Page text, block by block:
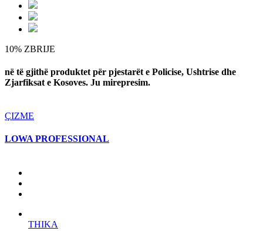
10% ZBRIJE
në të gjithë produktet për pjestarët e Policise, Ushtrise dhe
Zjarfiksat e Kosoves. Ju mirepresim.
ÇIZME
LOWA PROFESSIONAL
THIKA